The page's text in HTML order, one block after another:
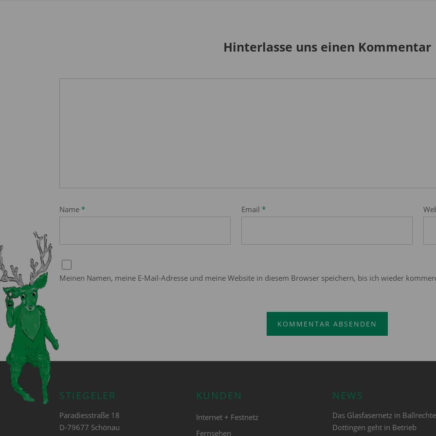
Hinterlasse uns einen Kommentar
Name * Email *
Meinen Namen, meine E-Mail-Adresse und meine Website in diesem Browser speichern, bis ich wieder
STIEGELER
Paradiesstraße 18
D-79677 Schönau
KUNDEN
Internet + Festnetz
Fernsehen
NEWS
Das Glasfasernetz in
Dottingen geht in Betrieb